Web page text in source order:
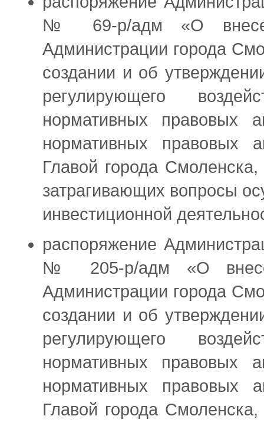
№ 69-р/адм «О
Администрации города
создании и об
регулирующего
нормативных правовых
нормативных правовых
Главой города
затрагивающих вопросы
инвестиционной
распоряжение
№ 205-р/адм «О
Администрации города
создании и об
регулирующего
нормативных правовых
нормативных правовых
Главой города